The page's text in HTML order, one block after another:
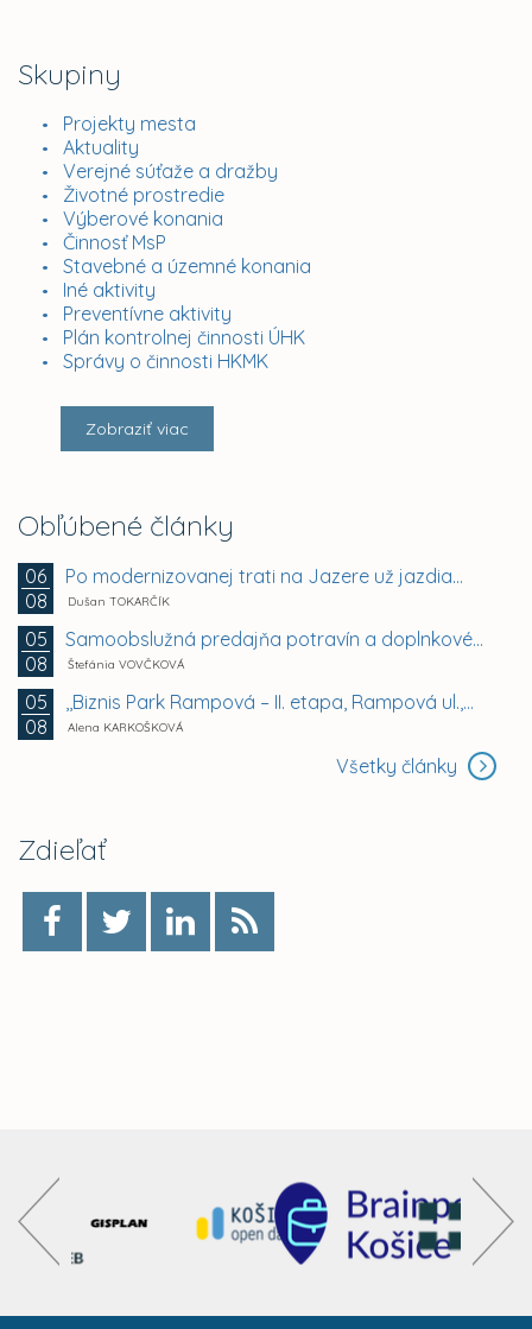
Skupiny
Projekty mesta
Aktuality
Verejné súťaže a dražby
Životné prostredie
Výberové konania
Činnosť MsP
Stavebné a územné konania
Iné aktivity
Preventívne aktivity
Plán kontrolnej činnosti ÚHK
Správy o činnosti HKMK
Zobraziť viac
Obľúbené články
06
08
Po modernizovanej trati na Jazere už jazdia...
Dušan TOKARČÍK
05
08
Samoobslužná predajňa potravín a doplnkového tovaru
Štefánia VOVČKOVÁ
05
08
,,Biznis Park Rampová – II. etapa, Rampová ul.,...
Alena KARKOŠKOVÁ
Všetky články
Zdieľať